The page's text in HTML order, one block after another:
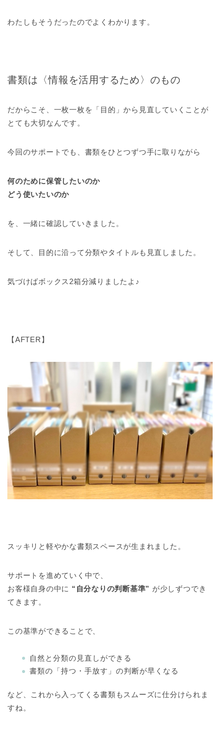
わたしもそうだったのでよくわかります。
書類は〈情報を活用するため〉のもの
だからこそ、一枚一枚を「目的」から見直していくことが
とても大切なんです。
今回のサポートでも、書類をひとつずつ手に取りながら
何のために保管したいのか
どう使いたいのか
を、一緒に確認していきました。
そして、目的に沿って分類やタイトルも見直しました。
気づけばボックス2箱分減りましたよ♪
【AFTER】
スッキリと軽やかな書類スペースが生まれました。
サポートを進めていく中で、
お客様自身の中に “自分なりの判断基準” が少しずつでき
てきます。
この基準ができることで、
自然と分類の見直しができる
書類の「持つ・手放す」の判断が早くなる
など、これから入ってくる書類もスムーズに仕分けられま
すね。